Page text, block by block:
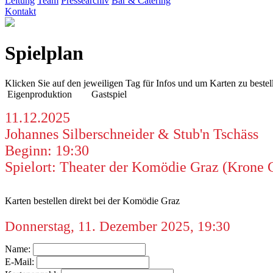
Kontakt
Spielplan
Klicken Sie auf den jeweiligen Tag für Infos und um Karten zu
Eigenproduktion
Gastspiel
11.12.2025
Johannes Silberschneider & Stub'n Tschäss
Beginn: 19:30
Spielort: Theater der Komödie Graz (Krone
Karten bestellen direkt bei der Komödie Graz
Donnerstag, 11. Dezember 2025, 19:30
Name:
E-Mail: